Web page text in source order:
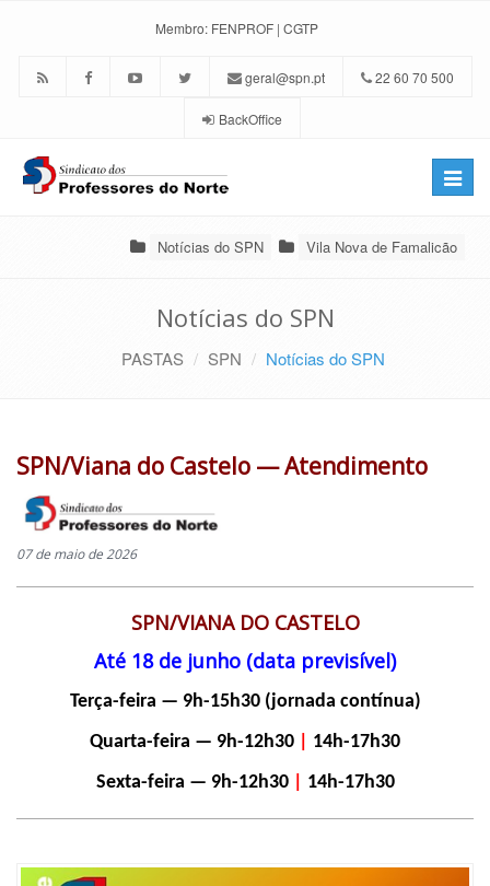
Membro: FENPROF | CGTP
geral@spn.pt 22 60 70 500
BackOffice
Toggle
Notícias do SPN Vila Nova de Famalicão
Notícias do SPN
PASTAS SPN Notícias do SPN
SPN/Viana do Castelo — Atendimento
07 de maio de 2026
SPN/VIANA DO CASTELO
Até 18 de junho (data previsível)
Terça-feira — 9h-15h30 (jornada contínua)
Quarta-feira — 9h-12h30
14h-17h30
Sexta-feira — 9h-12h30| 14h-17h30